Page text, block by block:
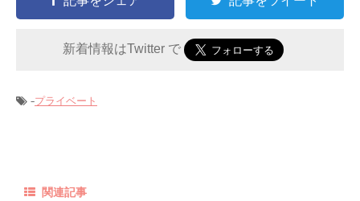
新着情報はTwitter で
-プライベート
関連記事